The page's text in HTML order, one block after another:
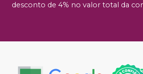
desconto de 4% no valor total da